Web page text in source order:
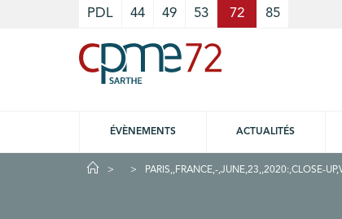
PDL 44 49 53 72 85
ÉVÈNEMENTS ACTUALITÉS
PARIS,,FRANCE,-,JUNE,23,,2020:,CLOSE-
Cookies management panel